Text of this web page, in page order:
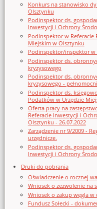
Konkurs na stanowisko
Olsztynku
Podinspektor ds.
Inwestycji i Ochrony
Podinspektor w
Miejskim w Olsztynku
Podinspektor/inspektor w
Podinspektor ds.
kryzysowego
Podinspektor ds.
kryzysowego -
Podinspektor ds.
Podatków w Urzędzie
Oferta pracy na
Referacie Inwestycji i
Olsztynku - 26.07.2022
Zarządzenie nr 9/2009 -
urzędnicze.
Podinspektor ds.
Inwestycji i Ochrony
Druki do pobrania
Oświadczenie o rocznej
Wniosek o zezwolenie na
Wniosek o zakup węgla w
Fundusz Sołecki -